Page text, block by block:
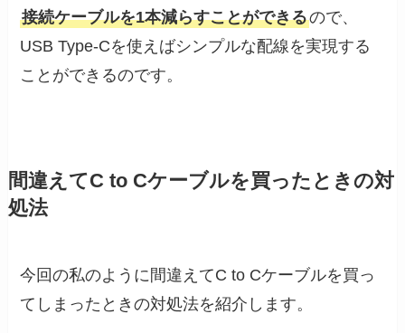
接続ケーブルを1本減らすことができるので、
USB Type-Cを使えばシンプルな配線を実現する
ことができるのです。
間違えてC to Cケーブルを買ったときの対
処法
今回の私のように間違えてC to Cケーブルを買っ
てしまったときの対処法を紹介します。